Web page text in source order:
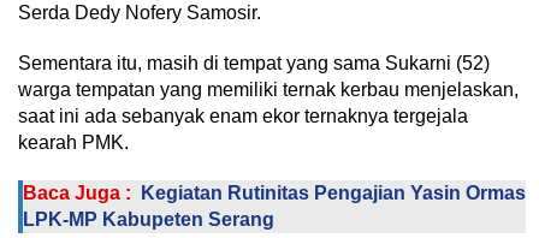
Serda Dedy Nofery Samosir.
Sementara itu, masih di tempat yang sama Sukarni (52)
warga tempatan yang memiliki ternak kerbau menjelaskan,
saat ini ada sebanyak enam ekor ternaknya tergejala
kearah PMK.
Baca Juga :
Kegiatan Rutinitas Pengajian Yasin Ormas
LPK-MP Kabupeten Serang